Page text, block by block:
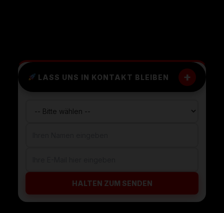
LASS UNS IN KONTAKT BLEIBEN +
HALTEN ZUM SENDEN